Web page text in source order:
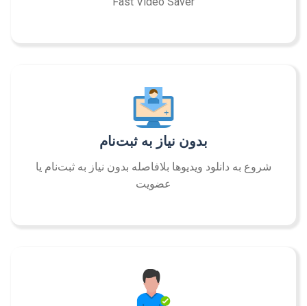
بدون نیاز به ثبت‌نام
شروع به دانلود ویدیوها بلافاصله بدون نیاز به ثبت‌نام یا
عضویت